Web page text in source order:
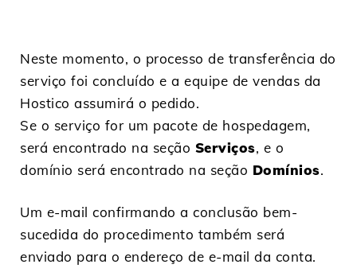
Neste momento, o processo de transferência do
serviço foi concluído e a equipe de vendas da
Hostico assumirá o pedido.
Se o serviço for um pacote de hospedagem,
será encontrado na seção Serviços, e o
domínio será encontrado na seção Domínios.
Um e-mail confirmando a conclusão bem-
sucedida do procedimento também será
enviado para o endereço de e-mail da conta.